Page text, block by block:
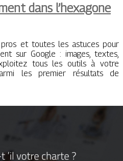
dans l’hexagone
et toutes les astuces pour
sur Google : images, textes,
tous les outils à votre
les premier résultats de